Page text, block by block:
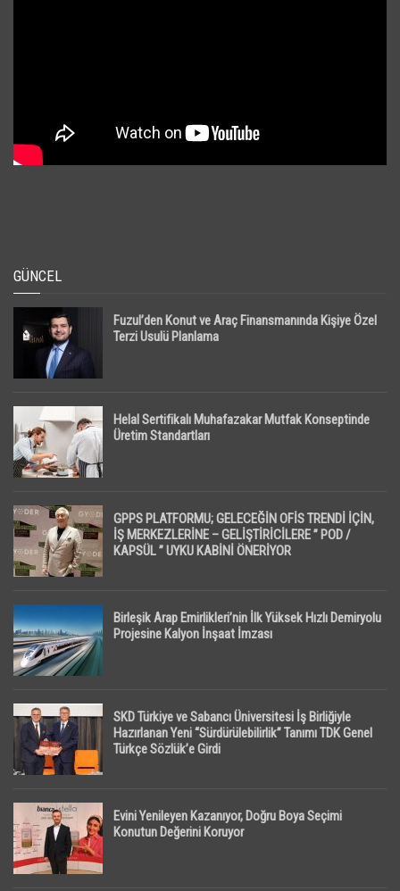
GÜNCEL
Fuzul’den Konut ve Araç Finansmanında Kişiye Özel
Terzi Usulü Planlama
Helal Sertifikalı Muhafazakar Mutfak Konseptinde
Üretim Standartları
GPPS PLATFORMU; GELECEĞİN OFİS TRENDİ İÇİN,
İŞ MERKEZLERİNE – GELİŞTİRİCİLERE ” POD /
KAPSÜL ” UYKU KABİNİ ÖNERİYOR
Birleşik Arap Emirlikleri’nin İlk Yüksek Hızlı Demiryolu
Projesine Kalyon İnşaat İmzası
SKD Türkiye ve Sabancı Üniversitesi İş Birliğiyle
Hazırlanan Yeni “Sürdürülebilirlik” Tanımı TDK Genel
Türkçe Sözlük’e Girdi
Evini Yenileyen Kazanıyor, Doğru Boya Seçimi
Konutun Değerini Koruyor